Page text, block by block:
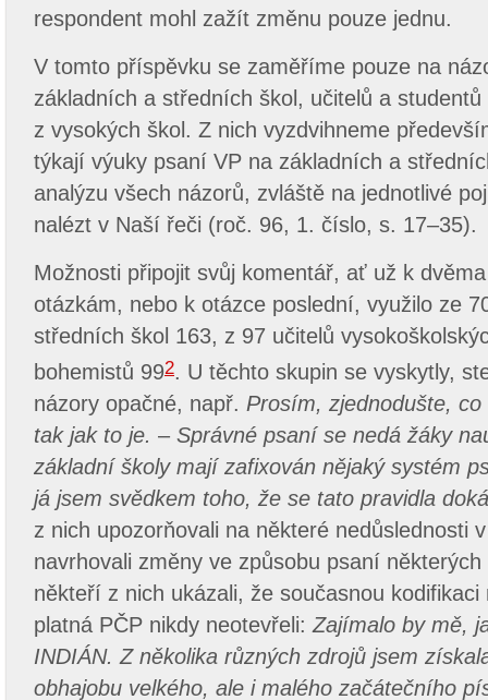
respondent mohl zažít změnu pouze jednu.
V tomto příspěvku se zaměříme pouze na
základních a středních škol, učitelů a studentů
z vysokých škol. Z nich vyzdvihneme
týkají výuky psaní VP na základních a
analýzu všech názorů, zvláště na jednotlivé
nalézt v Naší řeči (roč. 96, 1. číslo, s. 17–35).
Možnosti připojit svůj komentář, ať už k
otázkám, nebo k otázce poslední, využilo ze
středních škol 163, z 97 učitelů
bohemistů 992. U těchto skupin se vyskytly,
názory opačné, např. Prosím, zjednodušte,
tak jak to je. – Správné psaní se nedá žáky
základní školy mají zafixován nějaký systém
já jsem svědkem toho, že se tato pravidla
z nich upozorňovali na některé nedůslednosti
navrhovali změny ve způsobu psaní
někteří z nich ukázali, že současnou
platná PČP nikdy neotevřeli: Zajímalo by mě,
INDIÁN. Z několika různých zdrojů jsem
obhajobu velkého, ale i malého začátečního